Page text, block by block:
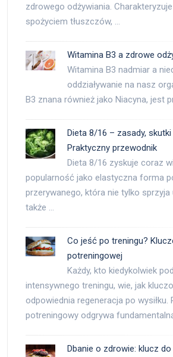
zdrowego odżywiania.
spożyciem tłuszczów, …
Witamina B3 a zdrowe
Witamina B3 nadmiar a
oddziaływanie na nasz
B3 znana również jako Niacyna, jest
Dieta 8/16 – zasady,
Praktyczny przewodnik
Dieta 8/16 zyskuje coraz
popularność jako elastyczna forma
przerywanego, która nie tylko sprzyja
także …
Co jeść po treningu?
potreningowej
Każdy, kto kiedykolwiek
intensywnego treningu, wie, jak
odpowiednia regeneracja po wysiłku.
potreningowy odgrywa
Dbanie o zdrowie: klucz